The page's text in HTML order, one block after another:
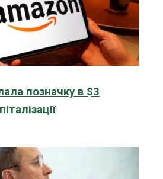
позначку в $3